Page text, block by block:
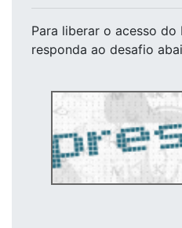
Para liberar o acesso do
responda ao desafio